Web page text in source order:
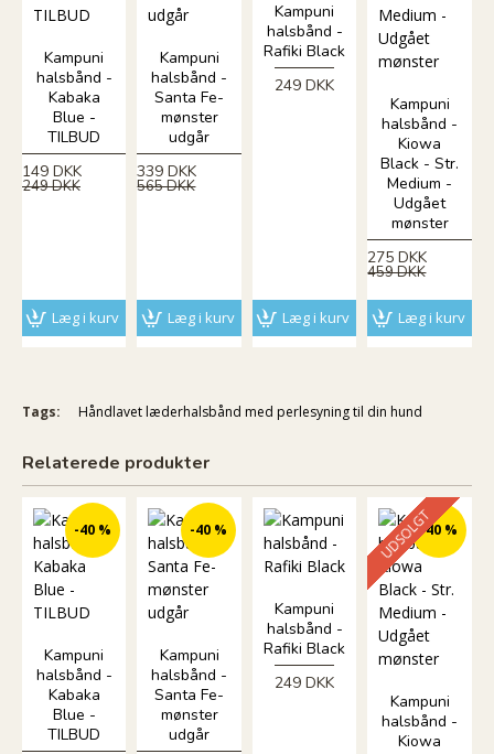
Kampuni
halsbånd -
Kabaka
Blue -
TILBUD
149 DKK
249 DKK
Læg i kurv
Kampuni
halsbånd -
Santa Fe-
mønster
udgår
339 DKK
565 DKK
Læg i kurv
Kampuni
halsbånd -
Rafiki Black
249 DKK
Læg i kurv
Kampuni
halsbånd -
Kiowa
Black - Str.
Medium -
Udgået
mønster
275 DKK
459 DKK
Læg i kurv
Tags: Håndlavet læderhalsbånd med perlesyning til din hund
Relaterede produkter
-40 %
Kampuni
halsbånd -
Kabaka
Blue -
TILBUD
-40 %
Kampuni
halsbånd -
Santa Fe-
mønster
udgår
Kampuni
halsbånd -
Rafiki Black
249 DKK
-40 %
UDSOLGT
Kampuni
halsbånd -
Kiowa